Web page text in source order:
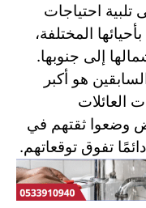
احتياجات
المختلفة،
إلى جنوبها.
هو أكبر
العائلات
وضعوا ثقتهم في
تفوق توقعاتهم.